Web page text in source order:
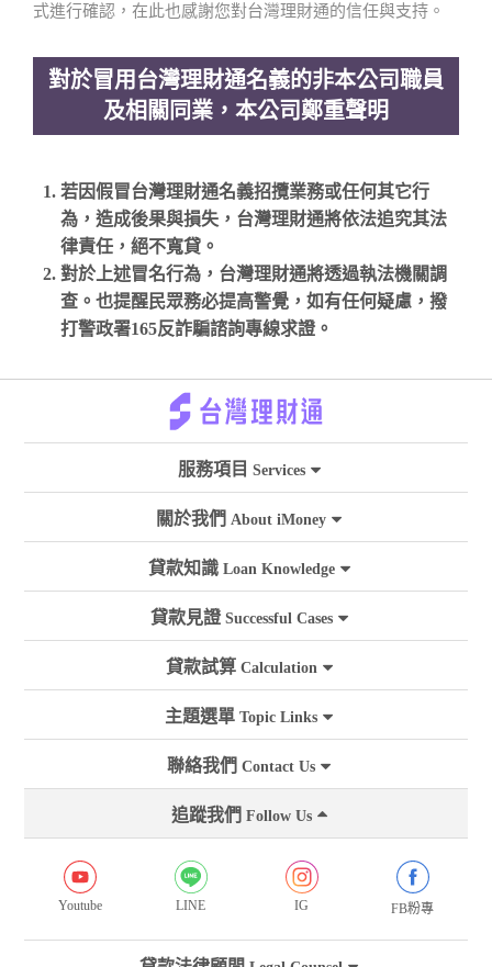
式進行確認，在此也感謝您對台灣理財通的信任與支持。
對於冒用台灣理財通名義的非本公司職員
及相關同業，本公司鄭重聲明
若因假冒台灣理財通名義招攬業務或任何其它行
為，造成後果與損失，台灣理財通將依法追究其法
律責任，絕不寬貸。
對於上述冒名行為，台灣理財通將透過執法機關調
查。也提醒民眾務必提高警覺，如有任何疑慮，撥
打警政署165反詐騙諮詢專線求證。
服務項目 Services
關於我們 About iMoney
貸款知識 Loan Knowledge
貸款見證 Successful Cases
貸款試算 Calculation
主題選單 Topic Links
聯絡我們 Contact Us
追蹤我們 Follow Us
Youtube LINE IG FB粉專